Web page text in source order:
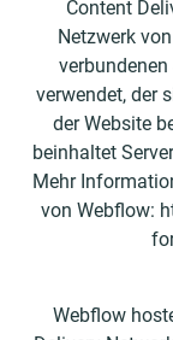
Content
Netzwerk
verbundenen
verwendet, der
der Website
beinhaltet
Mehr
von Webflow:
Webflow